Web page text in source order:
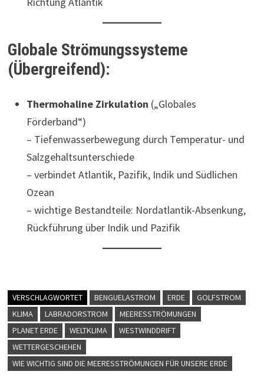
Globale Strömungssysteme
(Übergreifend):
Thermohaline Zirkulation („Globales
Förderband“)
– Tiefenwasserbewegung durch Temperatur- und
Salzgehaltsunterschiede
– verbindet Atlantik, Pazifik, Indik und Südlichen
Ozean
– wichtige Bestandteile: Nordatlantik-Absenkung,
Rückführung über Indik und Pazifik
VERSCHLAGWORTET BENGUELASTROM ERDE
GOLFSTROM
KLIMA
LABRADORSTROM
MEERESSTRÖMUNGEN
PLANET ERDE
WELTKLIMA
WESTWINDDRIFT
WETTERGESCHEHEN
WIE WICHTIG SIND DIE MEERESSTRÖMUNGEN FÜR UNSERE ERDE